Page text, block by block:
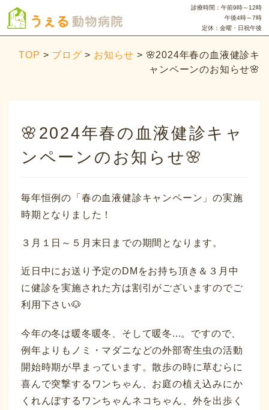
診療時間：午前9時～12時
午後4時～7時
定休：金曜・日祝午後
TOP > ブログ > お知らせ > 🌸2024年春の血液健診キ
ャンペーンのお知らせ🌸
🌸2024年春の血液健診キャ
ンペーンのお知らせ🌸
毎年恒例の「春の血液健診キャンペーン」の実施
時期となりました！
３月１日～５月末日までの期間となります。
近日中にお送り予定のDMをお持ち頂き＆３月中
に健診を実施された方は割引がございますのでご
利用下さい🐶
今年の冬は暖冬暖冬、そして暖冬...。ですので、
例年よりもノミ・マダニなどの外部寄生虫の活動
開始時期が早まっています。散歩の時に草むらに
喜んで突撃するワンちゃん、お庭の植え込みにか
くれんぼするワンちゃんネコちゃん、外を出歩く